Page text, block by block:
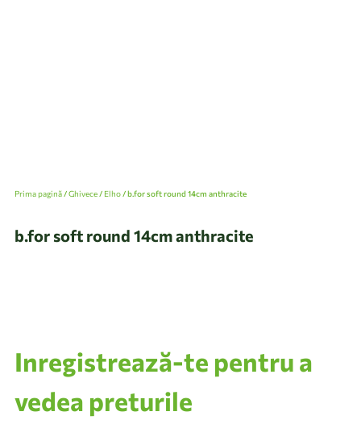
Prima pagină/Ghivece/ Elho/ b.for soft round 14cm anthracite
b.for soft round 14cm anthracite
Inregistrează-te pentru a
vedea preturile